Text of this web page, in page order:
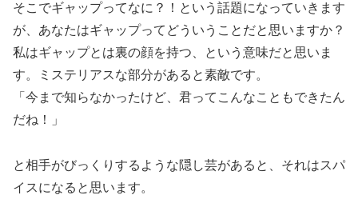
そこでギャップってなに？！という話題になっていきます
が、あなたはギャップってどういうことだと思いますか？
私はギャップとは裏の顔を持つ、という意味だと思いま
す。ミステリアスな部分があると素敵です。
「今まで知らなかったけど、君ってこんなこともできたん
だね！」
と相手がびっくりするような隠し芸があると、それはスパ
イスになると思います。